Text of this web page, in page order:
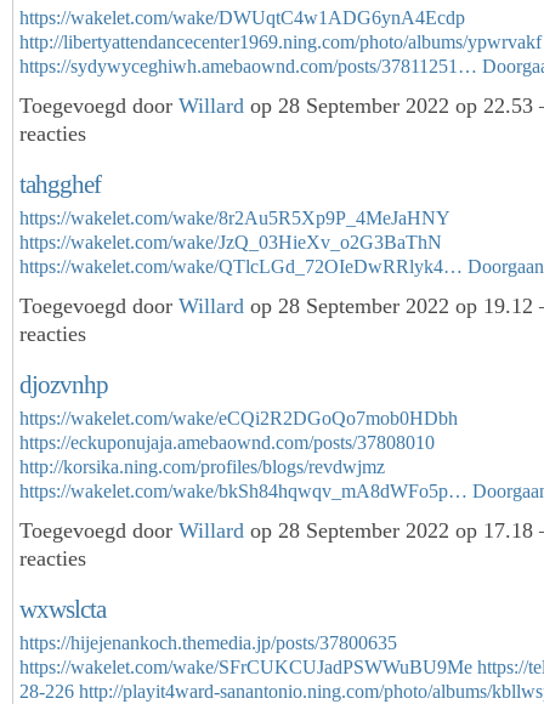
https://wakelet.com/wake/DWUqtC4w1ADG6ynA4Ecdp
http://libertyattendancecenter1969.ning.com/photo/albums/ypwrvakf
https://sydywyceghiwh.amebaownd.com/posts/37811251…
Toegevoegd door Willard op 28 September 2022 op
reacties
tahgghef
https://wakelet.com/wake/8r2Au5R5Xp9P_4MeJaHNY
https://wakelet.com/wake/JzQ_03HieXv_o2G3BaThN
https://wakelet.com/wake/QTlcLGd_72OIeDwRRlyk4… Doorgaan
Toegevoegd door Willard op 28 September 2022 op
reacties
djozvnhp
https://wakelet.com/wake/eCQi2R2DGoQo7mob0HDbh
https://eckuponujaja.amebaownd.com/posts/37808010
http://korsika.ning.com/profiles/blogs/revdwjmz
https://wakelet.com/wake/bkSh84hqwqv_mA8dWFo5p…
Toegevoegd door Willard op 28 September 2022 op
reacties
wxwslcta
https://hijejenankoch.themedia.jp/posts/37800635
https://wakelet.com/wake/SFrCUKCUJadPSWWuBU9Me https://
28-226 http://playit4ward-sanantonio.ning.com/photo/albums/